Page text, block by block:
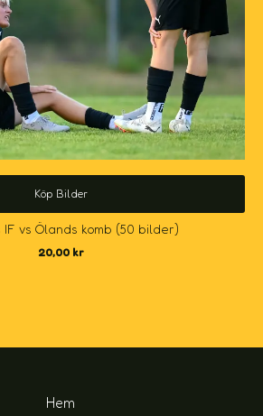
Köp Bilder
IF vs Ölands komb (50 bilder)
20,00 kr
Hem